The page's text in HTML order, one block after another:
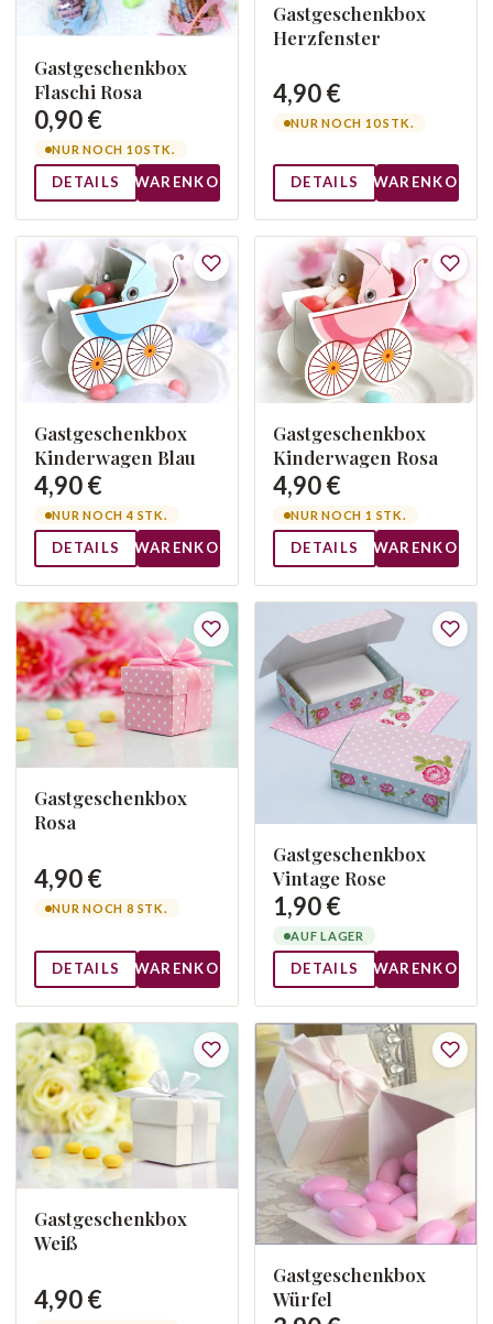
Gastgeschenkbox
Flaschi Rosa
0,90 €
NUR NOCH 10 STK.
DETAILS WARENKORB
Gastgeschenkbox
Herzfenster
4,90 €
NUR NOCH 10 STK.
DETAILS WARENKORB
Gastgeschenkbox
Kinderwagen Blau
4,90 €
NUR NOCH 4 STK.
DETAILS WARENKORB
Gastgeschenkbox
Kinderwagen Rosa
4,90 €
NUR NOCH 1 STK.
DETAILS WARENKORB
Gastgeschenkbox
Rosa
4,90 €
NUR NOCH 8 STK.
DETAILS WARENKORB
Gastgeschenkbox
Vintage Rose
1,90 €
AUF LAGER
DETAILS WARENKORB
Gastgeschenkbox
Weiß
4,90 €
Gastgeschenkbox
Würfel